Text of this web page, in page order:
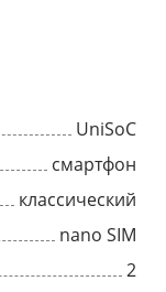
UniSoC
смартфон
классический
nano SIM
2